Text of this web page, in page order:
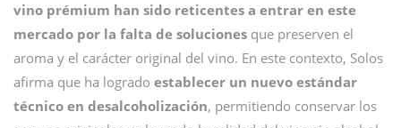
vino prémium han sido reticentes a entrar en este
mercado por la falta de soluciones que preserven el
aroma y el carácter original del vino. En este contexto, Solos
afirma que ha logrado establecer un nuevo estándar
técnico en desalcoholización, permitiendo conservar los